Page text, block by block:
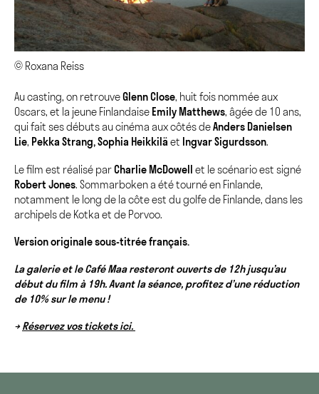
© Roxana Reiss
Au casting, on retrouveGlenn Close, huit fois nommée aux
Oscars, et la jeune Finlandaise Emily Matthews, âgée de 10 ans,
qui fait ses débuts au cinéma aux côtés deAnders Danielsen
Lie, Pekka Strang, Sophia Heikkilä et Ingvar Sigurdsson.
Le film est réalisé parCharlie McDowell
et le scénario est signé
Robert Jones. Sommarboken a été tourné en Finlande,
notamment le long de la côte est du golfe de Finlande, dans les
archipels de Kotka et de Porvoo.
Version originale sous-titrée français.
La galerie et le Café Maa resteront ouverts de 12h jusqu’au
début du film à 19h. Avant la séance, profitez d’une réduction
de 10% sur le menu !
→Réservez vos tickets ici.